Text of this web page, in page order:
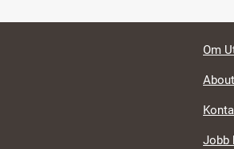
Om
Jobb